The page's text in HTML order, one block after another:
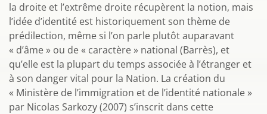
la droite et l’extrême droite récupèrent la notion, mais
l’idée d’identité est historiquement son thème de
prédilection, même si l’on parle plutôt auparavant
« d’âme » ou de « caractère » national (Barrès), et
qu’elle est la plupart du temps associée à l’étranger et
à son danger vital pour la Nation. La création du
« Ministère de l’immigration et de l’identité nationale »
par Nicolas Sarkozy (2007) s’inscrit dans cette